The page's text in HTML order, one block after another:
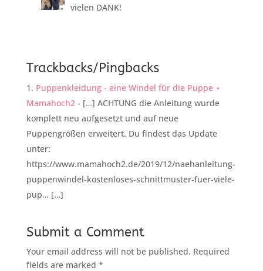
vielen DANK!
Trackbacks/Pingbacks
Puppenkleidung - eine Windel für die Puppe ⋆
Mamahoch2- […] ACHTUNG die Anleitung wurde
komplett neu aufgesetzt und auf neue
Puppengrößen erweitert. Du findest das Update
unter:
https://www.mamahoch2.de/2019/12/naehanleitung-
puppenwindel-kostenloses-schnittmuster-fuer-viele-
pup… […]
Submit a Comment
Your email address will not be published. Required
fields are marked *